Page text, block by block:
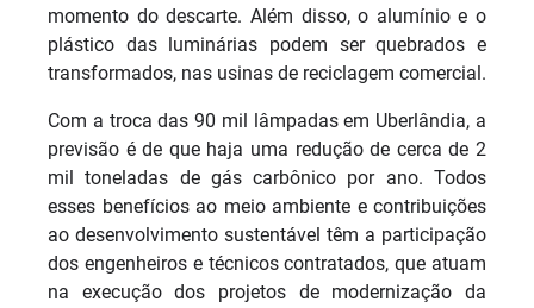
momento do descarte. Além disso, o alumínio e o
plástico das luminárias podem ser quebrados e
transformados, nas usinas de reciclagem comercial.
Com a troca das 90 mil lâmpadas em Uberlândia, a
previsão é de que haja uma redução de cerca de 2
mil toneladas de gás carbônico por ano. Todos
esses benefícios ao meio ambiente e contribuições
ao desenvolvimento sustentável têm a participação
dos engenheiros e técnicos contratados, que atuam
na execução dos projetos de modernização da